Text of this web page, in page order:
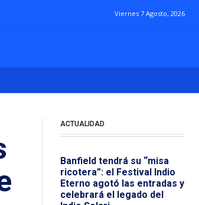
Viernes 7 Agosto, 2026
ACTUALIDAD
Banfield tendrá su “misa
ricotera”: el Festival Indio
Eterno agotó las entradas y
celebrará el legado del